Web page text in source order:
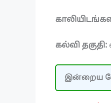
கல்வி தகுதி:
இன்றைய